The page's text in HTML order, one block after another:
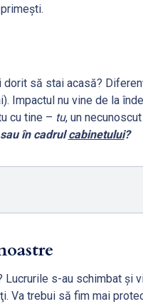
să stai acasă?
Impactul nu vine de la
cu tine – tu, un
în cadrulcabinetului?
s-au schimbat şi
Va trebui să fim mai